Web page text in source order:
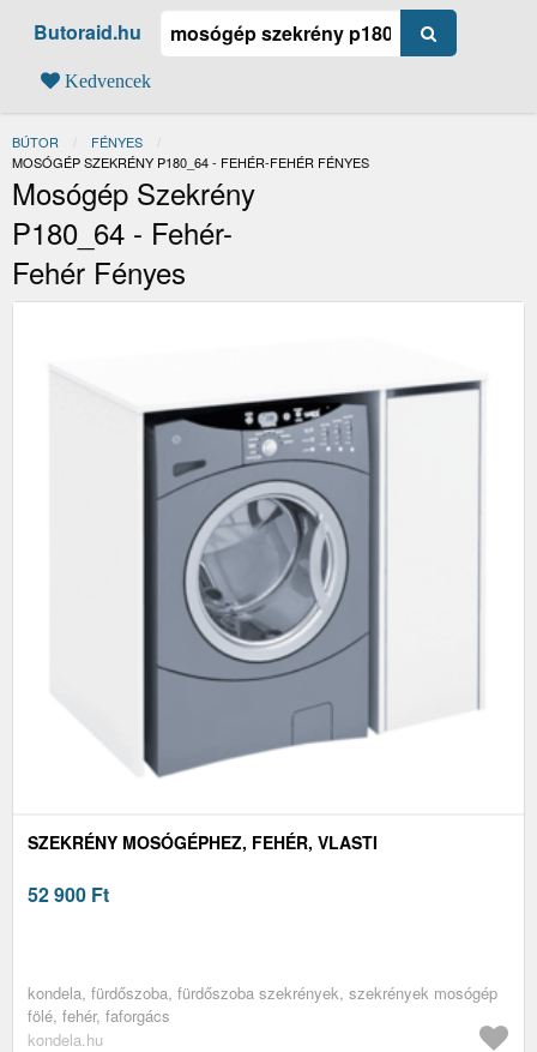
Butoraid.hu
Kedvencek
BÚTOR
FÉNYES
JELENLEGI:
MOSÓGÉP SZEKRÉNY P180_64 - FEHÉR-FEHÉR FÉNYES
Mosógép Szekrény
P180_64 - Fehér-
Fehér Fényes
SZEKRÉNY MOSÓGÉPHEZ, FEHÉR, VLASTI
52 900 Ft
kondela, fürdőszoba, fürdőszoba szekrények, szekrények mosógép
fölé, fehér, faforgács
kondela.hu